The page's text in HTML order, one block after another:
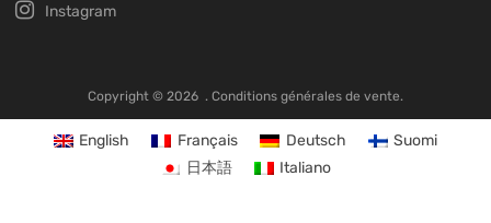
Instagram
Copyright © 2026 . Conditions générales de vente.
English Français Deutsch
Suomi
日本語
Italiano